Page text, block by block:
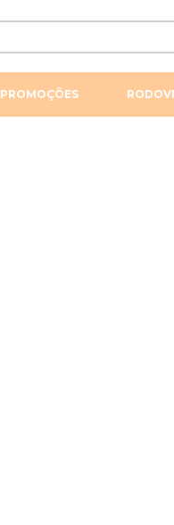
PROMOÇÕES